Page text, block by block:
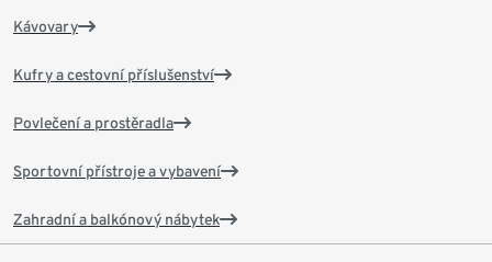
Kávovary
Kufry a cestovní příslušenství
Povlečení a prostěradla
Sportovní přístroje a vybavení
Zahradní a balkónový nábytek